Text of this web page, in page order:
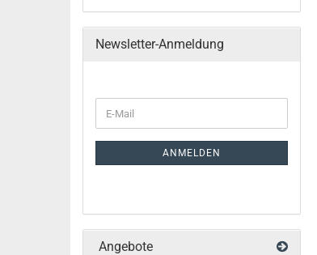
Newsletter-Anmeldung
ANMELDEN
Angebote